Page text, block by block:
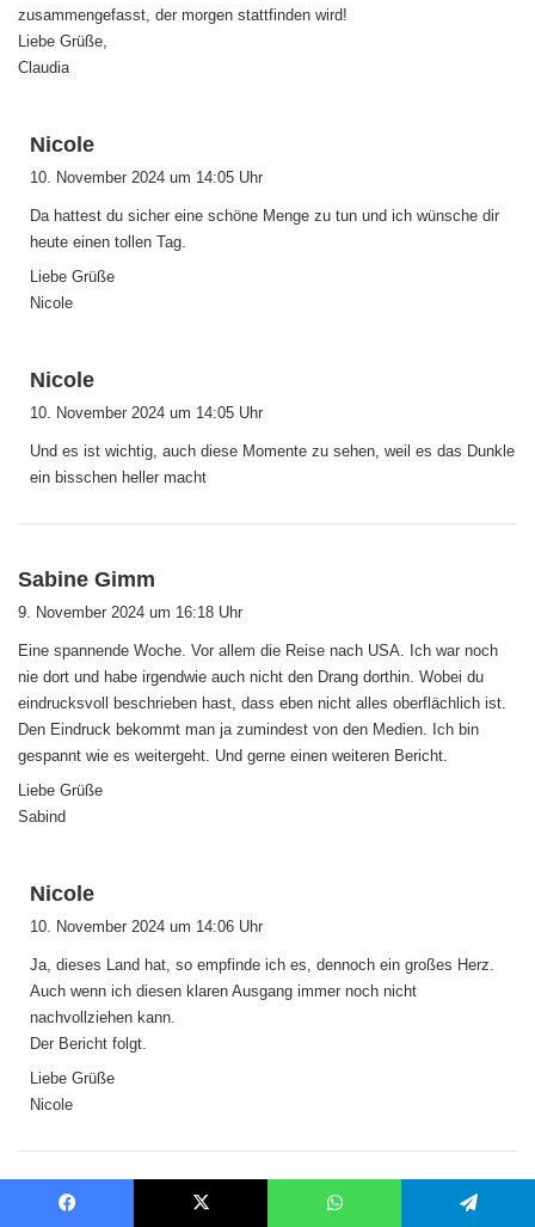
zusammengefasst, der morgen stattfinden wird!
Liebe Grüße,
Claudia
Nicole
t
:
10. November 2024 um 14:05 Uhr
Da hattest du sicher eine schöne Menge zu tun und ich wünsche dir
heute einen tollen Tag.
Liebe Grüße
Nicole
Nicole
t
:
10. November 2024 um 14:05 Uhr
Und es ist wichtig, auch diese Momente zu sehen, weil es das Dunkle
ein bisschen heller macht
Sabine Gimm
t
:
9. November 2024 um 16:18 Uhr
Eine spannende Woche. Vor allem die Reise nach USA. Ich war noch
nie dort und habe irgendwie auch nicht den Drang dorthin. Wobei du
eindrucksvoll beschrieben hast, dass eben nicht alles oberflächlich ist.
Den Eindruck bekommt man ja zumindest von den Medien. Ich bin
gespannt wie es weitergeht. Und gerne einen weiteren Bericht.
Liebe Grüße
Sabind
Nicole
t
:
10. November 2024 um 14:06 Uhr
Ja, dieses Land hat, so empfinde ich es, dennoch ein großes Herz.
Auch wenn ich diesen klaren Ausgang immer noch nicht
nachvollziehen kann.
Der Bericht folgt.
Liebe Grüße
Nicole
Sieglinde